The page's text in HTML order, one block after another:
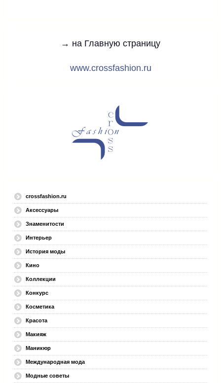
→ на Главную страницу
www.crossfashion.ru
crossfashion.ru
Аксессуары
Знаменитости
Интерьер
История моды
Кино
Коллекции
Конкурс
Косметика
Красота
Макияж
Маникюр
Международная мода
Модные советы